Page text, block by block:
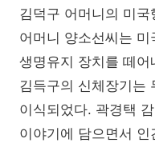
김덕구 어머니의 미
어머니 양소선씨는 미
생명유지 장치를 떼
김득구의 신체장기는
이식되었다. 곽경택
이야기에 담으면서